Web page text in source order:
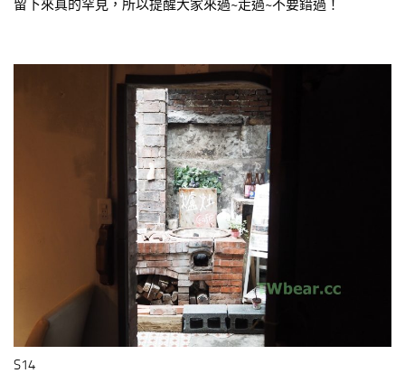
留下來真的罕見，所以提醒大家來過~走過~不要錯過！
S14